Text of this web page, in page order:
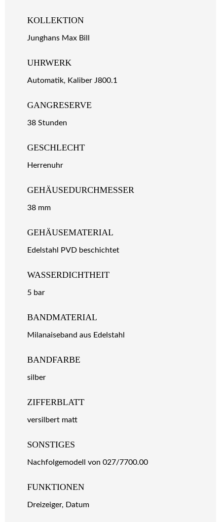
KOLLEKTION
Junghans Max Bill
UHRWERK
Automatik, Kaliber J800.1
GANGRESERVE
38 Stunden
GESCHLECHT
Herrenuhr
GEHÄUSEDURCHMESSER
38 mm
GEHÄUSEMATERIAL
Edelstahl PVD beschichtet
WASSERDICHTHEIT
5 bar
BANDMATERIAL
Milanaiseband aus Edelstahl
BANDFARBE
silber
ZIFFERBLATT
versilbert matt
SONSTIGES
Nachfolgemodell von 027/7700.00
FUNKTIONEN
Dreizeiger, Datum